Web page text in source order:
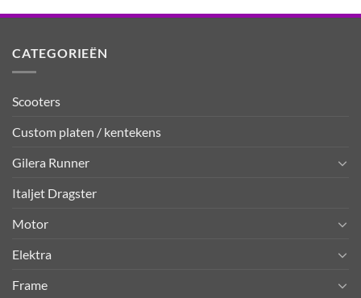
CATEGORIEËN
Scooters
Custom platen / kentekens
Gilera Runner
Italjet Dragster
Motor
Elektra
Frame